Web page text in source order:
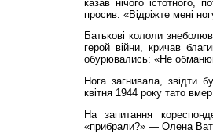
казав нічого істотного,
просив: «Відріжте мені
Батькові кололи
герой війни, кричав
обурювались: «Не
Нога загнивала, звідти
квітня 1944 року тато
На запитання
«прибрали?» — Олена